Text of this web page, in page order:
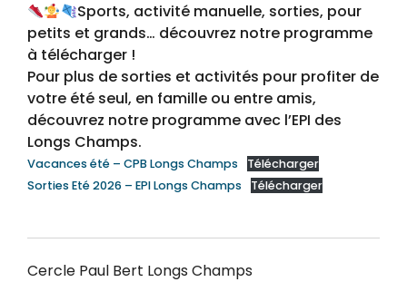
Sports, activité manuelle, sorties, pour
petits et grands… découvrez notre programme
à télécharger !
Pour plus de sorties et activités pour profiter de
votre été seul, en famille ou entre amis,
découvrez notre programme avec l’EPI des
Longs Champs.
Vacances été – CPB Longs Champs
Télécharger
Sorties Eté 2026 – EPI Longs Champs
Télécharger
Cercle Paul Bert Longs Champs